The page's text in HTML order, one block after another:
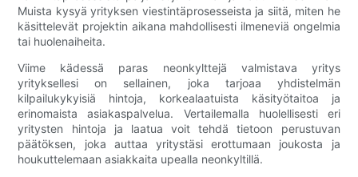
Muista kysyä yrityksen viestintäprosesseista ja siitä, miten he
käsittelevät projektin aikana mahdollisesti ilmeneviä ongelmia
tai huolenaiheita.
Viime kädessä paras neonkylttejä valmistava yritys
yrityksellesi on sellainen, joka tarjoaa yhdistelmän
kilpailukykyisiä hintoja, korkealaatuista käsityötaitoa ja
erinomaista asiakaspalvelua. Vertailemalla huolellisesti eri
yritysten hintoja ja laatua voit tehdä tietoon perustuvan
päätöksen, joka auttaa yritystäsi erottumaan joukosta ja
houkuttelemaan asiakkaita upealla neonkyltillä.